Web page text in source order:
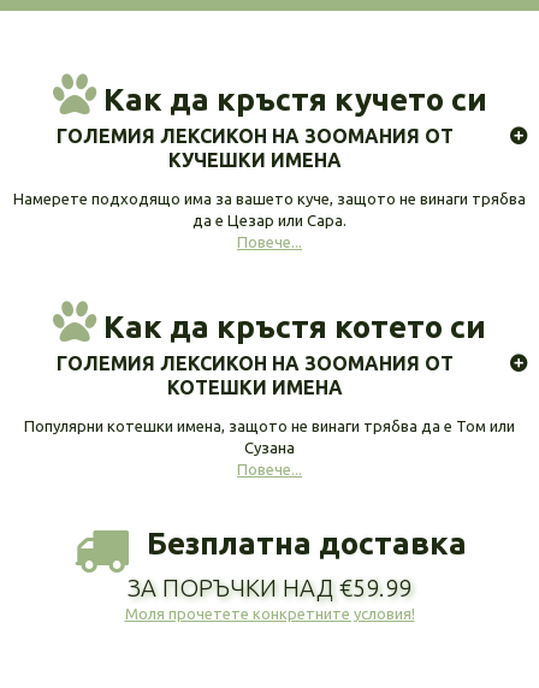
Как да кръстя кучето си
ГОЛЕМИЯ ЛЕКСИКОН НА ЗООМАНИЯ ОТ
КУЧЕШКИ ИМЕНА
Намерете подходящо има за вашето куче, защото не винаги трябва
да е Цезар или Сара.
Повече...
Как да кръстя котето си
ГОЛЕМИЯ ЛЕКСИКОН НА ЗООМАНИЯ ОТ
КОТЕШКИ ИМЕНА
Популярни котешки имена, защото не винаги трябва да е Том или
Сузана
Повече...
Безплатна доставка
ЗА ПОРЪЧКИ НАД €59.99
Моля прочетете конкретните условия!